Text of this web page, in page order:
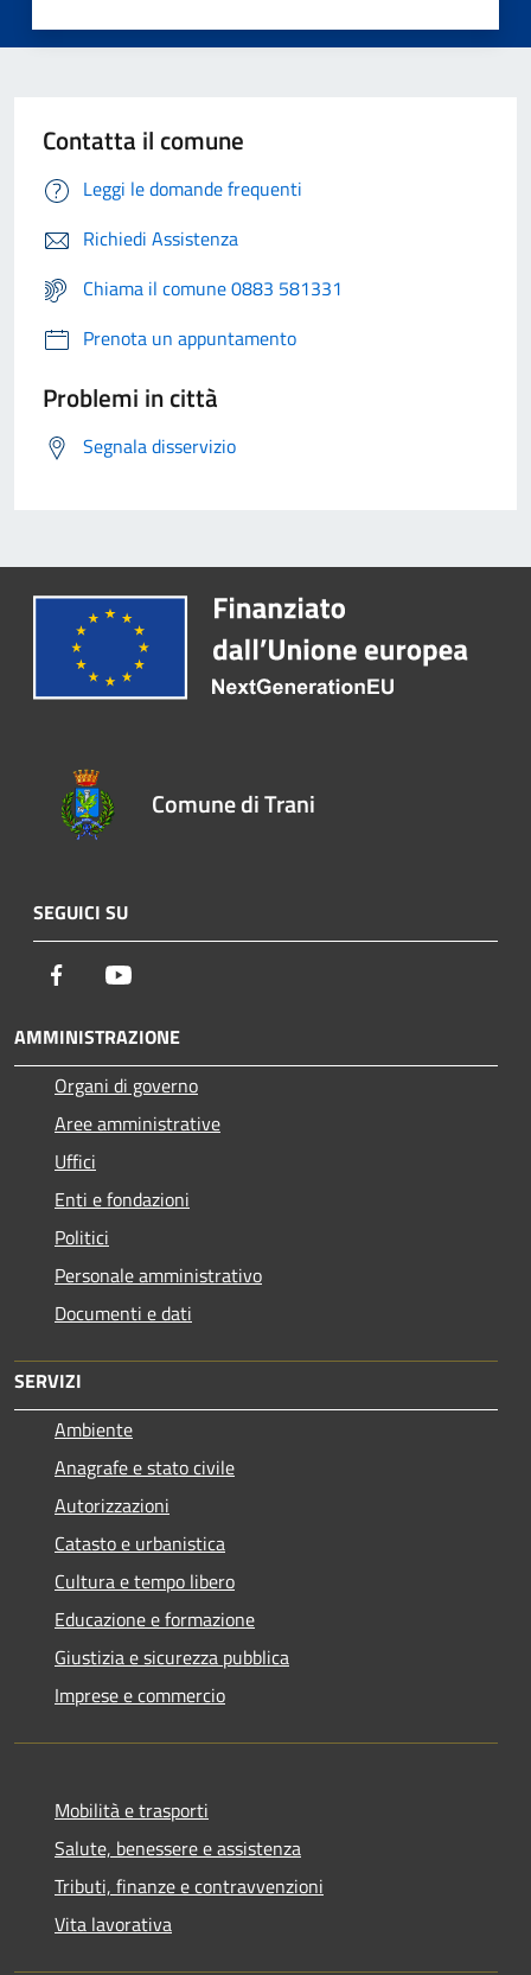
Contatta il comune
Leggi le domande frequenti
Richiedi Assistenza
Chiama il comune 0883 581331
Prenota un appuntamento
Problemi in città
Segnala disservizio
Comune di Trani
SEGUICI SU
Facebook
AMMINISTRAZIONE
Organi di governo
Aree amministrative
Uffici
Enti e fondazioni
Politici
Personale amministrativo
Documenti e dati
SERVIZI
Ambiente
Anagrafe e stato civile
Autorizzazioni
Catasto e urbanistica
Cultura e tempo libero
Educazione e formazione
Giustizia e sicurezza pubblica
Imprese e commercio
Mobilità e trasporti
Salute, benessere e assistenza
Tributi, finanze e contravvenzioni
Vita lavorativa